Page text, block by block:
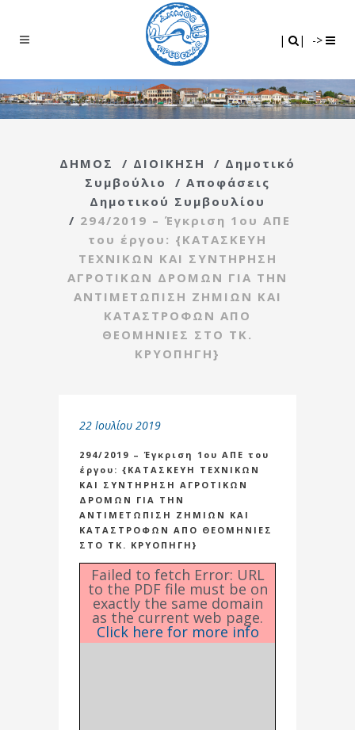
| | ->
ΔΗΜΟΣ / ΔΙΟΙΚΗΣΗ / Δημοτικό
Συμβούλιο
/ Αποφάσεις
Δημοτικού Συμβουλίου
/ 294/2019 – Έγκριση 1ου ΑΠΕ
του έργου: {ΚΑΤΑΣΚΕΥΗ
ΤΕΧΝΙΚΩΝ ΚΑΙ ΣΥΝΤΗΡΗΣΗ
ΑΓΡΟΤΙΚΩΝ ΔΡΟΜΩΝ ΓΙΑ ΤΗΝ
ΑΝΤΙΜΕΤΩΠΙΣΗ ΖΗΜΙΩΝ ΚΑΙ
ΚΑΤΑΣΤΡΟΦΩΝ ΑΠΟ
ΘΕΟΜΗΝΙΕΣ ΣΤΟ ΤΚ.
ΚΡΥΟΠΗΓΗ}
22 Ιουλίου 2019
294/2019 – Έγκριση 1ου ΑΠΕ του
έργου: {ΚΑΤΑΣΚΕΥΗ ΤΕΧΝΙΚΩΝ
ΚΑΙ ΣΥΝΤΗΡΗΣΗ ΑΓΡΟΤΙΚΩΝ
ΔΡΟΜΩΝ ΓΙΑ ΤΗΝ
ΑΝΤΙΜΕΤΩΠΙΣΗ ΖΗΜΙΩΝ ΚΑΙ
ΚΑΤΑΣΤΡΟΦΩΝ ΑΠΟ ΘΕΟΜΗΝΙΕΣ
ΣΤΟ ΤΚ. ΚΡΥΟΠΗΓΗ}
Failed to fetch Error: URL
to the PDF file must be on
exactly the same domain
as the current web page.
Click here for more info